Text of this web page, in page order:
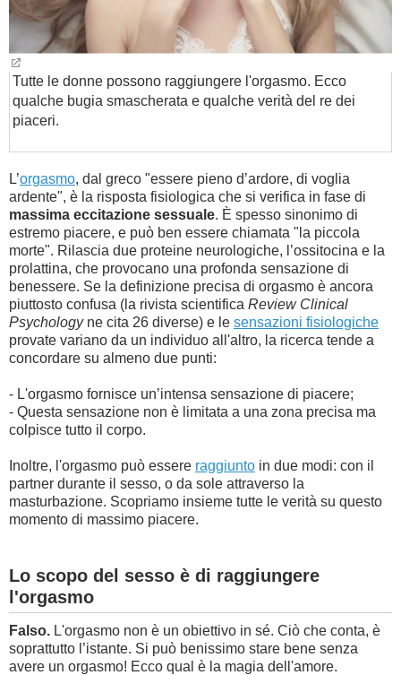
FORUM
Tutte le donne possono raggiungere l'orgasmo. Ecco
qualche bugia smascherata e qualche verità del re dei
piaceri.
L’orgasmo, dal greco "essere pieno d’ardore, di voglia
ardente", è la risposta fisiologica che si verifica in fase di
massima eccitazione sessuale. È spesso sinonimo di
estremo piacere, e può ben essere chiamata "la piccola
morte". Rilascia due proteine neurologiche, l’ossitocina e la
prolattina, che provocano una profonda sensazione di
benessere. Se la definizione precisa di orgasmo è ancora
piuttosto confusa (la rivista scientifica Review Clinical
Psychologyne cita 26 diverse) e le sensazioni fisiologiche
provate variano da un individuo all'altro, la ricerca tende a
concordare su almeno due punti:
- L'orgasmo fornisce un’intensa sensazione di piacere;
- Questa sensazione non è limitata a una zona precisa ma
colpisce tutto il corpo.
Inoltre, l'orgasmo può essere raggiunto in due modi: con il
partner durante il sesso, o da sole attraverso la
masturbazione. Scopriamo insieme tutte le verità su questo
momento di massimo piacere.
Lo scopo del sesso è di raggiungere
l'orgasmo
Falso. L'orgasmo non è un obiettivo in sé. Ciò che conta, è
soprattutto l’istante. Si può benissimo stare bene senza
avere un orgasmo! Ecco qual è la magia dell'amore.